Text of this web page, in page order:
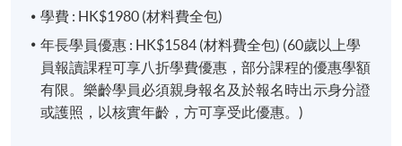
學費 : HK$1980 (材料費全包)
年長學員優惠 : HK$1584 (材料費全包) (60歲以上學
員報讀課程可享八折學費優惠，部分課程的優惠學額
有限。樂齡學員必須親身報名及於報名時出示身分證
或護照，以核實年齡，方可享受此優惠。)